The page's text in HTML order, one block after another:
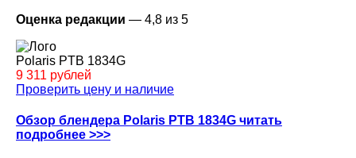
Оценка редакции — 4,8 из 5
Polaris PTB 1834G
9 311 рублей
Проверить цену и наличие
Обзор блендера Polaris PTB 1834G читать
подробнее >>>